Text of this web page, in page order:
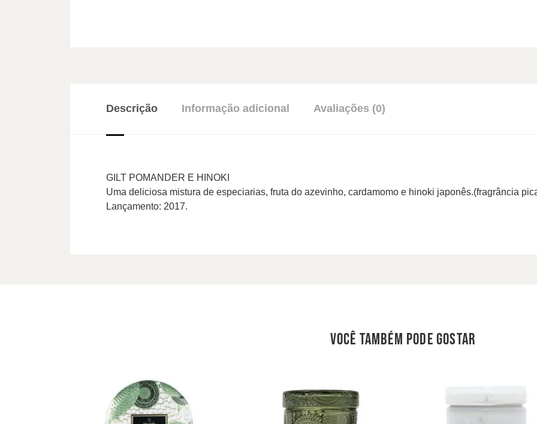
Descrição Informação adicional Avaliações (0)
GILT POMANDER E HINOKI
Uma deliciosa mistura de especiarias, fruta do azevinho, cardamomo e hinoki japonês.(fragrância
Lançamento: 2017.
você também pode gostar